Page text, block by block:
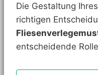
Die Gestaltung
richtigen
entscheidende